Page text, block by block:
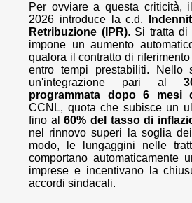
Per ovviare a questa criticità,
2026 introduce la c.d.
Retribuzione (IPR). Si tratta di
impone un aumento
qualora il contratto di
entro tempi prestabiliti. Nello
un'integrazione pari al
programmata
dopo 6 mesi
CCNL, quota che subisce un
fino al60% del tasso di
nel rinnovo superi la soglia dei
modo, le lungaggini nelle
comportano automaticamente
imprese e incentivano la
accordi sindacali.